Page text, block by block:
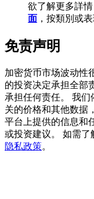
BTC 專享獎勵
充值CASHCAT
瓜分 500000
欲了解更多詳
面 ，按類別或
免责声明
加密货币市场波动性
的投资决定承担全部
承担任何责任。 我
关的价格和其他数据
平台上提供的信息和
或投资建议。 如需了
隐私政策。